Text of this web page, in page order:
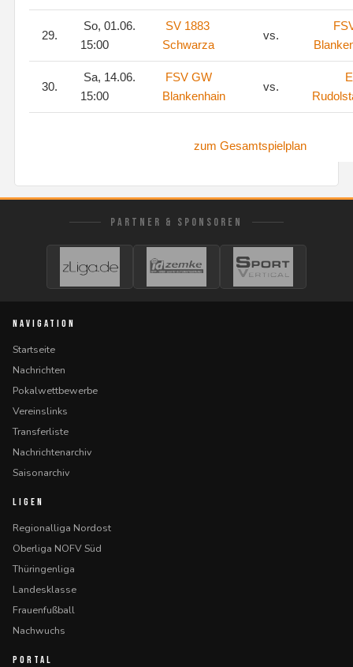
29.
So, 01.06.
15:00
SV 1883
Schwarza
vs.
30.
Sa, 14.06.
15:00
FSV GW
Blankenhain
vs.
zum Gesamtspielplan
PARTNER & SPONSOREN
NAVIGATION
Startseite
Nachrichten
Pokalwettbewerbe
Vereinslinks
Transferliste
Nachrichtenarchiv
Saisonarchiv
LIGEN
Regionalliga Nordost
Oberliga NOFV Süd
Thüringenliga
Landesklasse
Frauenfußball
Nachwuchs
PORTAL